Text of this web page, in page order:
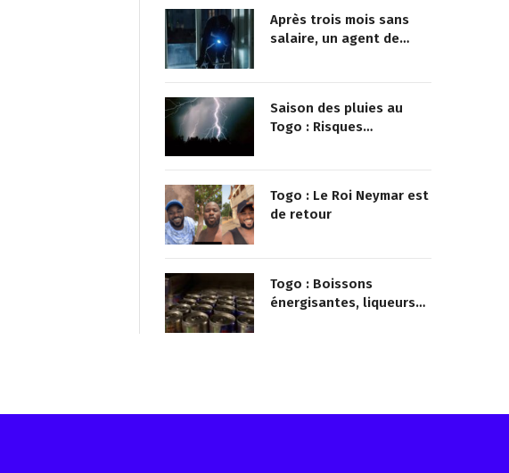
Après trois mois sans
salaire, un agent de
Saison des pluies au
Togo : Risques
Togo : Le Roi Neymar est
de retour
Togo : Boissons
énergisantes, liqueurs